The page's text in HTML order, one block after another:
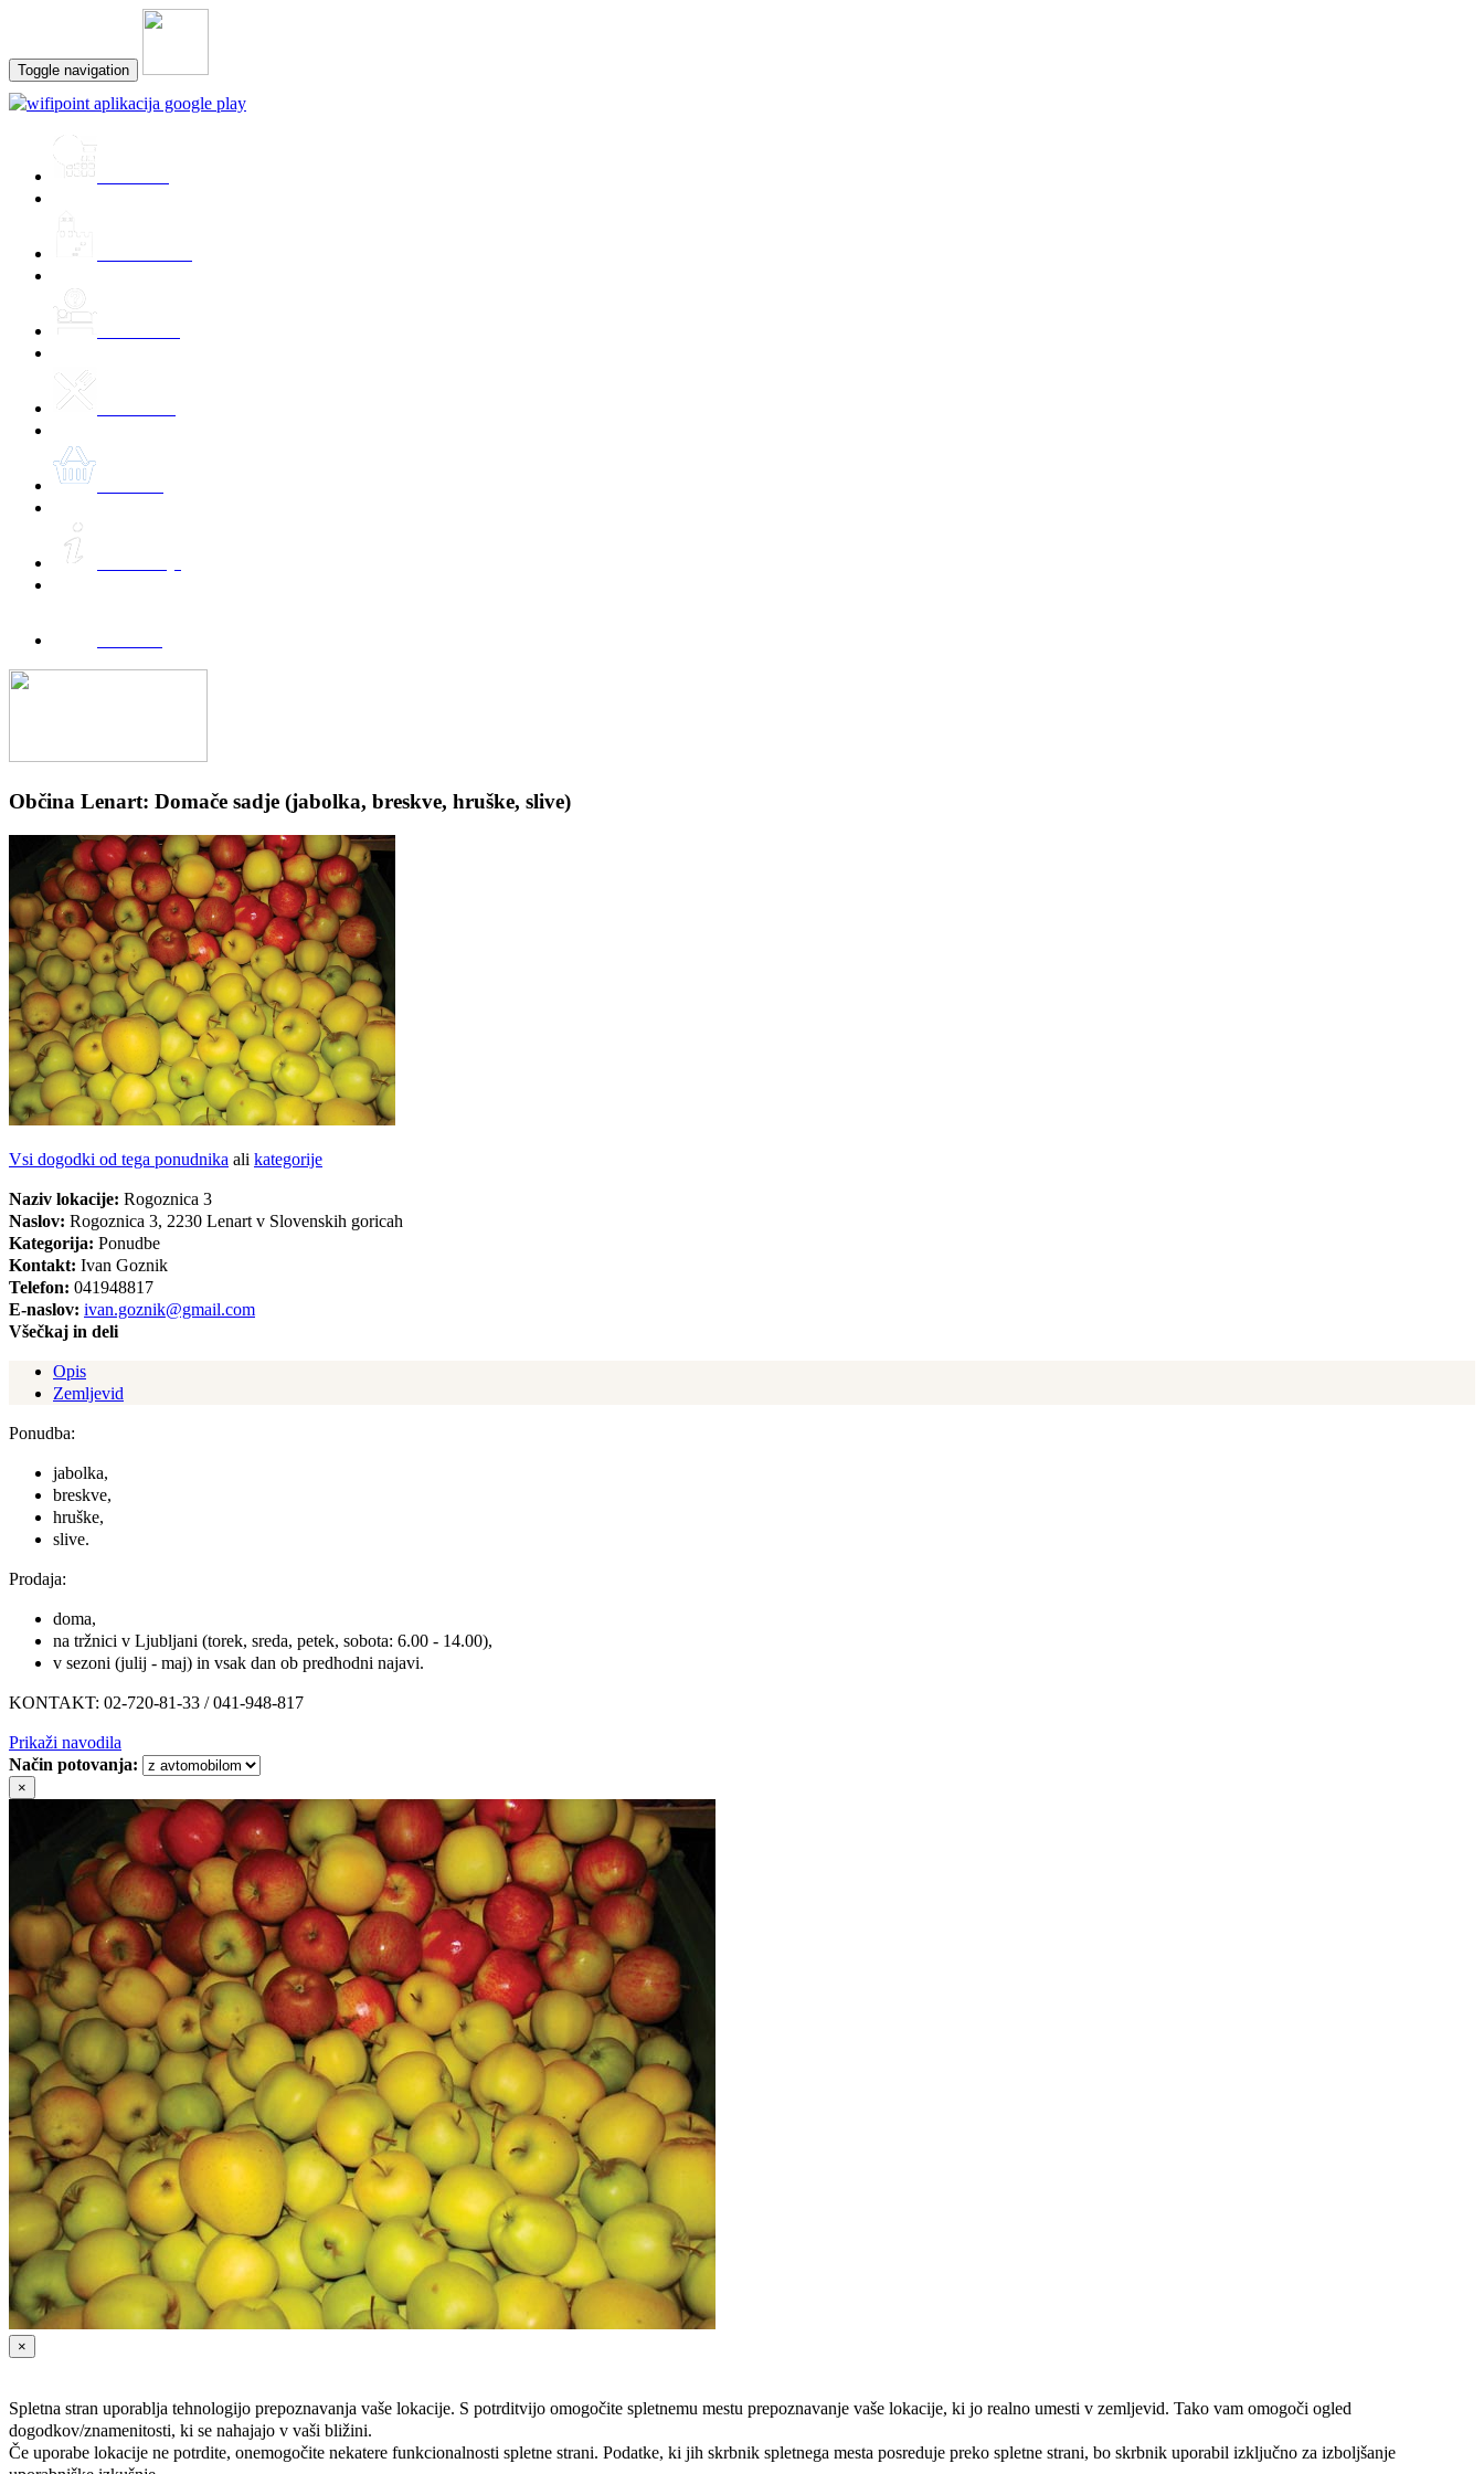
Toggle navigation
Občina Lenart: Domače sadje (jabolka, breskve, hruške, slive)
Vsi dogodki od tega ponudnika ali kategorije
Naziv lokacije: Rogoznica 3
Naslov: Rogoznica 3, 2230 Lenart v Slovenskih goricah
Kategorija: Ponudbe
Kontakt: Ivan Goznik
Telefon: 041948817
E-naslov: ivan.goznik@gmail.com
Všečkaj in deli
Opis
Zemljevid
Ponudba:
jabolka,
breskve,
hruške,
slive.
Prodaja:
doma,
na tržnici v Ljubljani (torek, sreda, petek, sobota: 6.00 - 14.00),
v sezoni (julij - maj) in vsak dan ob predhodni najavi.
KONTAKT: 02-720-81-33 / 041-948-817
Prikaži navodila
Način potovanja:
×
×
Spletna stran uporablja tehnologijo prepoznavanja vaše lokacije. S potrditvijo omogočite spletnemu mestu prepoznavanje vaše lokacije, ki jo realno umesti v zemljevid. Tako vam omogoči ogled
dogodkov/znamenitosti, ki se nahajajo v vaši bližini.
Če uporabe lokacije ne potrdite, onemogočite nekatere funkcionalnosti spletne strani. Podatke, ki jih skrbnik spletnega mesta posreduje preko spletne strani, bo skrbnik uporabil izključno za izboljšanje